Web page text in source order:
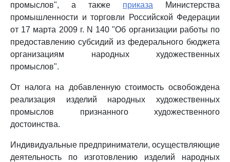
промыслов", а также приказа Министерства
промышленности и торговли Российской Федерации
от 17 марта 2009 г. N 140 "Об организации работы по
предоставлению субсидий из федерального бюджета
организациям народных художественных
промыслов".
От налога на добавленную стоимость освобождена
реализация изделий народных художественных
промыслов признанного художественного
достоинства.
Индивидуальные предприниматели, осуществляющие
деятельность по изготовлению изделий народных